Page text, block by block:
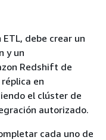
debe crear un
y un
Redshift de
en
el clúster de
autorizado.
cada uno de